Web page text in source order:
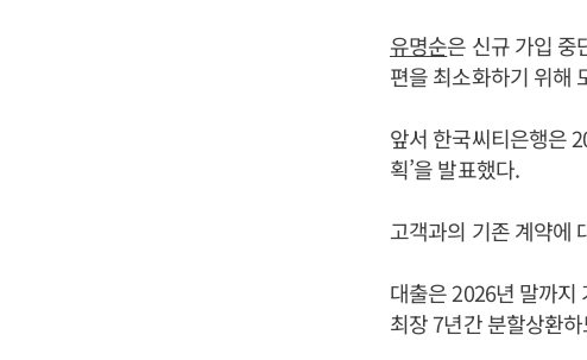
유명순은 신규 가입 중
편을 최소화하기 위해
앞서 한국씨티은행은
획’을 발표했다.
고객과의 기존 계약에
대출은 2026년 말까지
최장 7년간 분할상환